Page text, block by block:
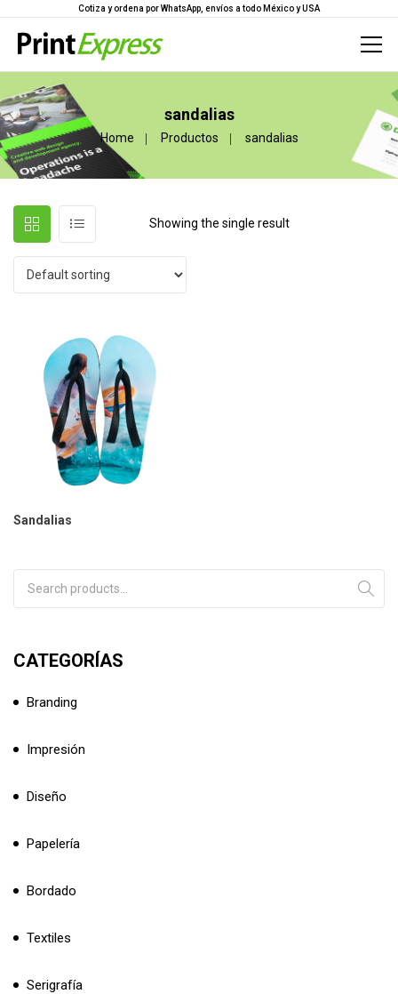
Cotiza y ordena por WhatsApp, envíos a todo México y USA
sandalias
Home Productos sandalias
Showing the single result
Sandalias
CATEGORÍAS
Branding
Impresión
Diseño
Papelería
Bordado
Textiles
Serigrafía